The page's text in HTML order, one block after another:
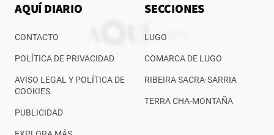
AQUÍ DIARIO
CONTACTO
POLÍTICA DE PRIVACIDAD
AVISO LEGAL Y POLÍTICA DE
COOKIES
PUBLICIDAD
SECCIONES
LUGO
COMARCA DE LUGO
RIBEIRA SACRA-SARRIA
TERRA CHA-MONTAÑA